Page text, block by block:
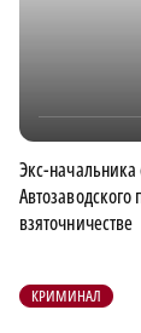
Экс-начальника
взяточничестве
КРИМИНАЛ